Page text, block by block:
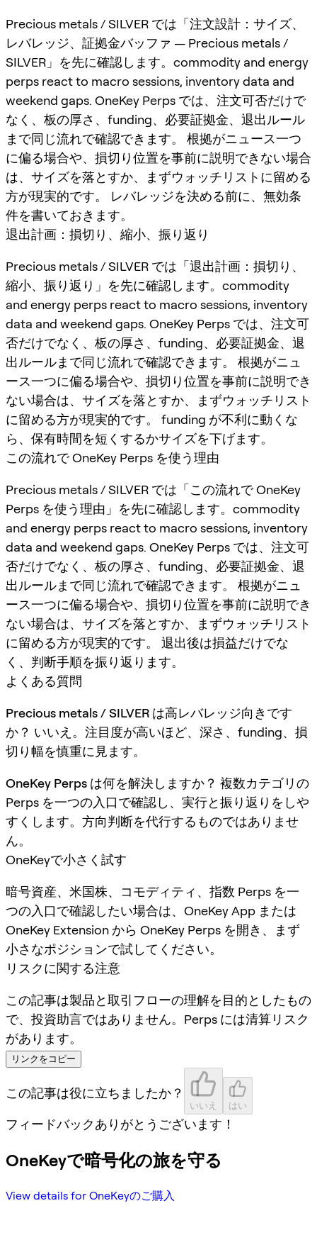
Precious metals / SILVER では「注文設計：サイズ、
レバレッジ、証拠金バッファ — Precious metals /
SILVER」を先に確認します。commodity and energy
perps react to macro sessions, inventory data and
weekend gaps. OneKey Perps では、注文可否だけで
なく、板の厚さ、funding、必要証拠金、退出ルール
まで同じ流れで確認できます。 根拠がニュース一つ
に偏る場合や、損切り位置を事前に説明できない場合
は、サイズを落とすか、まずウォッチリストに留める
方が現実的です。 レバレッジを決める前に、無効条
件を書いておきます。
退出計画：損切り、縮小、振り返り
Precious metals / SILVER では「退出計画：損切り、
縮小、振り返り」を先に確認します。commodity
and energy perps react to macro sessions, inventory
data and weekend gaps. OneKey Perps では、注文可
否だけでなく、板の厚さ、funding、必要証拠金、退
出ルールまで同じ流れで確認できます。 根拠がニュ
ース一つに偏る場合や、損切り位置を事前に説明でき
ない場合は、サイズを落とすか、まずウォッチリスト
に留める方が現実的です。 funding が不利に動くな
ら、保有時間を短くするかサイズを下げます。
この流れで OneKey Perps を使う理由
Precious metals / SILVER では「この流れで OneKey
Perps を使う理由」を先に確認します。commodity
and energy perps react to macro sessions, inventory
data and weekend gaps. OneKey Perps では、注文可
否だけでなく、板の厚さ、funding、必要証拠金、退
出ルールまで同じ流れで確認できます。 根拠がニュ
ース一つに偏る場合や、損切り位置を事前に説明でき
ない場合は、サイズを落とすか、まずウォッチリスト
に留める方が現実的です。 退出後は損益だけでな
く、判断手順を振り返ります。
よくある質問
Precious metals / SILVER は高レバレッジ向きです
か？ いいえ。注目度が高いほど、深さ、funding、損
切り幅を慎重に見ます。
OneKey Perps は何を解決しますか？ 複数カテゴリの
Perps を一つの入口で確認し、実行と振り返りをしや
すくします。方向判断を代行するものではありませ
ん。
OneKeyで小さく試す
暗号資産、米国株、コモディティ、指数 Perps を一
つの入口で確認したい場合は、OneKey App または
OneKey Extension から OneKey Perps を開き、まず
小さなポジションで試してください。
リスクに関する注意
この記事は製品と取引フローの理解を目的としたもの
で、投資助言ではありません。Perps には清算リスク
があります。
リンクをコピー
この記事は役に立ちましたか？
いいえ はい
フィードバックありがとうございます！
OneKeyで暗号化の旅を守る
View details for OneKeyのご購入